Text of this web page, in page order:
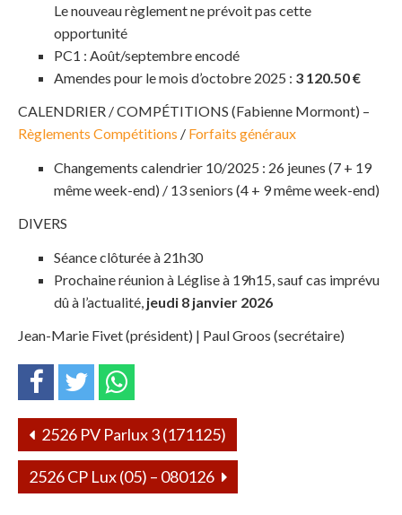
Le nouveau règlement ne prévoit pas cette
opportunité
PC1 : Août/septembre encodé
Amendes pour le mois d’octobre 2025 : 3 120.50 €
CALENDRIER / COMPÉTITIONS (Fabienne Mormont) –
Règlements Compétitions / Forfaits généraux
Changements calendrier 10/2025 : 26 jeunes (7 + 19
même week-end) / 13 seniors (4 + 9 même week-end)
DIVERS
Séance clôturée à 21h30
Prochaine réunion à Léglise à 19h15, sauf cas imprévu
dû à l’actualité, jeudi 8 janvier 2026
Jean-Marie Fivet (président) | Paul Groos (secrétaire)
2526 PV Parlux 3 (171125)
2526 CP Lux (05) – 080126